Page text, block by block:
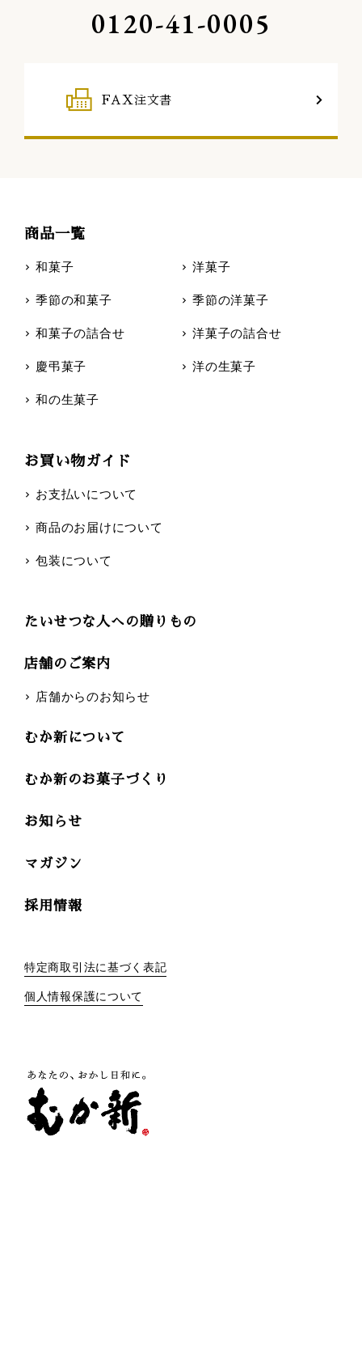
0120-41-0005
FAX注文書
お買い物ガイド
お支払いについて
商品のお届けについて
包装について
たいせつな人への贈りもの
店舗のご案内
店舗からのお知らせ
商品一覧
和菓子 洋菓子
季節の和菓子 季節の洋菓子
和菓子の詰合せ 洋菓子の詰合せ
慶弔菓子 洋の生菓子
和の生菓子
むか新について
むか新のお菓子づくり
お知らせ
マガジン
採用情報
特定商取引法に基づく表記
個人情報保護について